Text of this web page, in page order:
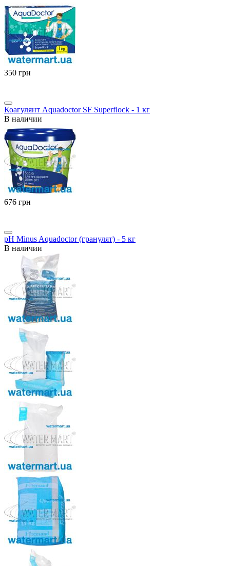
‍350‍ грн
Коагулянт Aquadoctor SF Superflock - 1 кг
В наличии
‍676‍ грн
pH Minus Aquadoctor (гранулят) - 5 кг
В наличии